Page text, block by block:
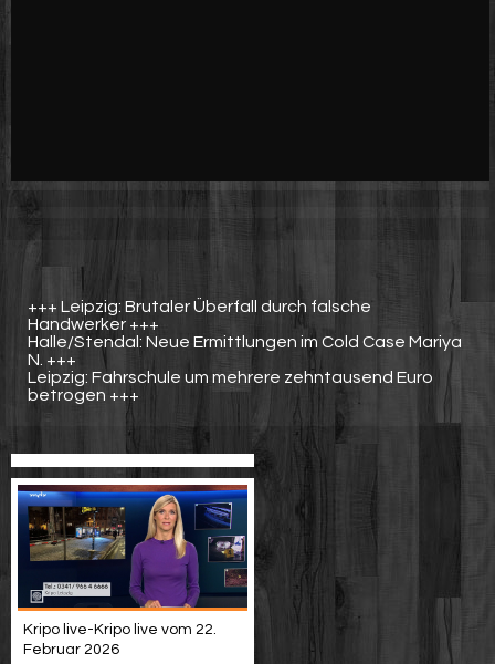
+++ Leipzig: Brutaler Überfall durch falsche
Handwerker +++
Halle/Stendal: Neue Ermittlungen im Cold Case Mariya
N. +++
Leipzig: Fahrschule um mehrere zehntausend Euro
betrogen +++
Kripo live-Kripo live vom 22.
Februar 2026